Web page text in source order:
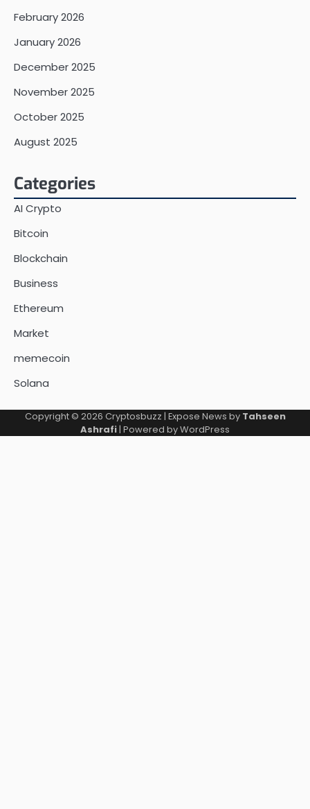
February 2026
January 2026
December 2025
November 2025
October 2025
August 2025
Categories
AI Crypto
Bitcoin
Blockchain
Business
Ethereum
Market
memecoin
Solana
Copyright © 2026 Cryptosbuzz | Expose News by Tahseen
Ashrafi| Powered byWordPress